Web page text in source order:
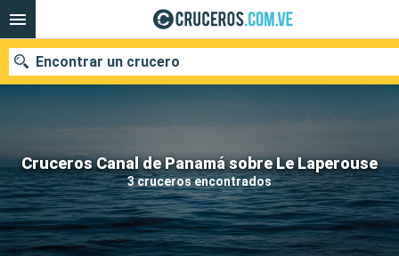
Cruceros Canal de Panamá sobre Le Laperouse
3 cruceros encontrados
Encontrar un crucero
Nuestros destinos
Fecha de salida
Puertos Compañías